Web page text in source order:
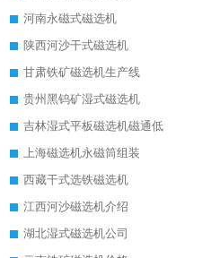
河南永磁式磁选机
陕西河沙干式磁选机
甘肃铁矿磁选机生产线
贵州黑钨矿湿式磁选机
吉林湿式平板磁选机磁通低
上海磁选机永磁筒组装
西藏干式选铁磁选机
江西河沙磁选机介绍
湖北湿式磁选机公司